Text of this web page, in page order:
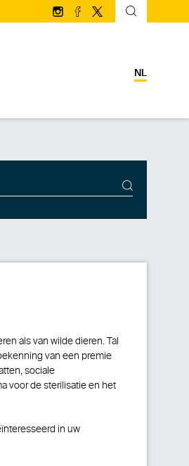
Volg ons op Instagram
Volg ons op facebook
Volg ons op Twitter/
NL
als van wilde dieren. Tal
van een premie
sociale
voor de sterilisatie en het
in uw